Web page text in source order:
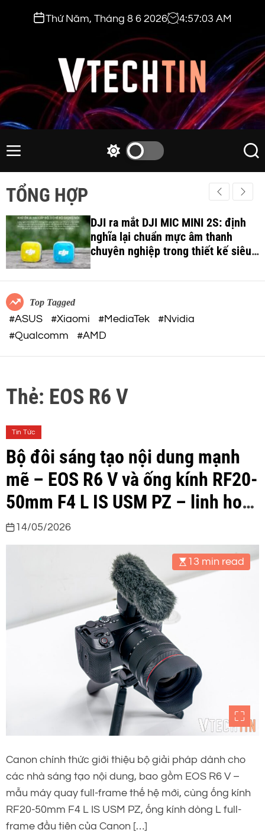
t
o
c
o
e
Thứ Năm, Tháng 8 6 2026 4:57:04 AM
v
c
h
t
i
n
.
c
m
M
e
w
h
c
o
o
d
e
S
e
a
r
h
TỔNG HỢP
DJI ra mắt DJI MIC MINI 2S: định
nghĩa lại chuẩn mực âm thanh
chuyên nghiệp trong thiết kế siêu
nhẹ 12Gram và khả năng ghi âm
32-BIT FLOAT mạnh mẽ
Top Tagged
#ASUS #Xiaomi #MediaTek
#Nvidia
#Qualcomm
#AMD
Thẻ: EOS R6 V
Tin Tức
Bộ đôi sáng tạo nội dung mạnh
mẽ – EOS R6 V và ống kính RF20-
50mm F4 L IS USM PZ – linh hoạt
cho mọi hành trình kể chuyện
14/05/2026
13 min read
Canon chính thức giới thiệu bộ giải pháp dành cho
các nhà sáng tạo nội dung, bao gồm EOS R6 V –
mẫu máy quay full-frame thế hệ mới, cùng ống kính
RF20-50mm F4 L IS USM PZ, ống kính dòng L full-
frame đầu tiên của Canon […]